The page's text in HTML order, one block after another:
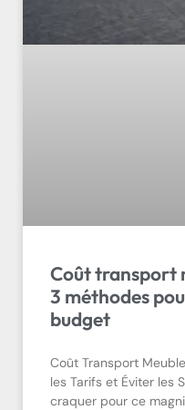
Coût transport
3 méthodes
budget
Coût Transport
les Tarifs et Éviter les
craquer pour ce